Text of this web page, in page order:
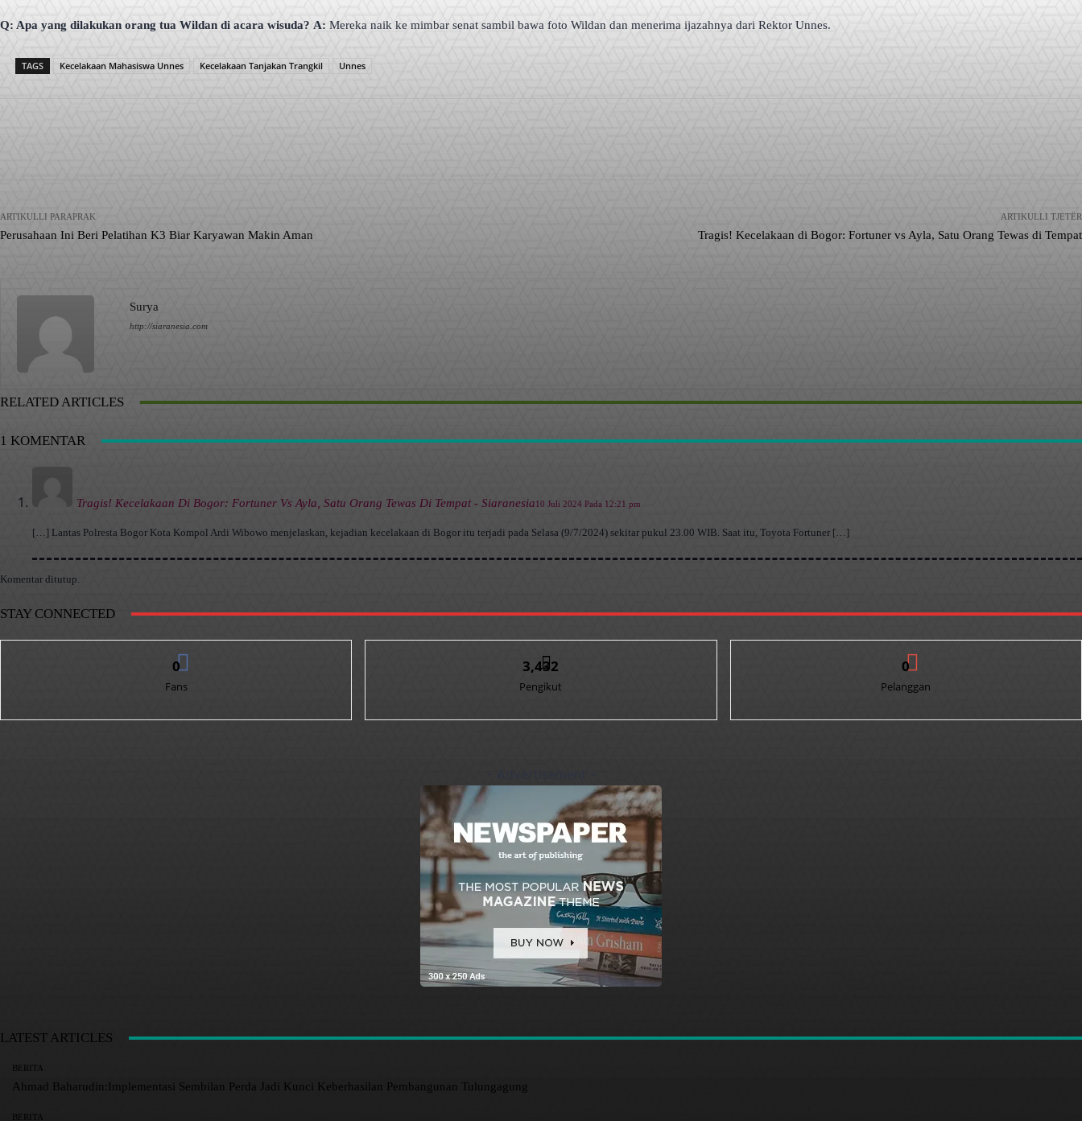
Q: Apa yang dilakukan orang tua Wildan di acara wisuda? A: Mereka naik ke mimbar senat sambil bawa foto Wildan dan menerima ijazahnya dari Rektor Unnes.
TAGS Kecelakaan Mahasiswa Unnes Kecelakaan Tanjakan Trangkil Unnes
ARTIKULLI PARAPRAK
Perusahaan Ini Beri Pelatihan K3 Biar Karyawan Makin Aman
ARTIKULLI TJETËR
Tragis! Kecelakaan di Bogor: Fortuner vs Ayla, Satu Orang Tewas di Tempat
Surya
http://siaranesia.com
RELATED ARTICLES
1 KOMENTAR
Tragis! Kecelakaan Di Bogor: Fortuner Vs Ayla, Satu Orang Tewas Di Tempat - Siaranesia10 Juli 2024 Pada 12:21 pm
[…] Lantas Polresta Bogor Kota Kompol Ardi Wibowo menjelaskan, kejadian kecelakaan di Bogor itu terjadi pada Selasa (9/7/2024) sekitar pukul 23.00 WIB. Saat itu, Toyota Fortuner […]
Komentar ditutup.
STAY CONNECTED
0
Fans
3,432
Pengikut
0
Pelanggan
LATEST ARTICLES
BERITA
Ahmad Baharudin:Implementasi Sembilan Perda Jadi Kunci Keberhasilan Pembangunan Tulungagung
BERITA